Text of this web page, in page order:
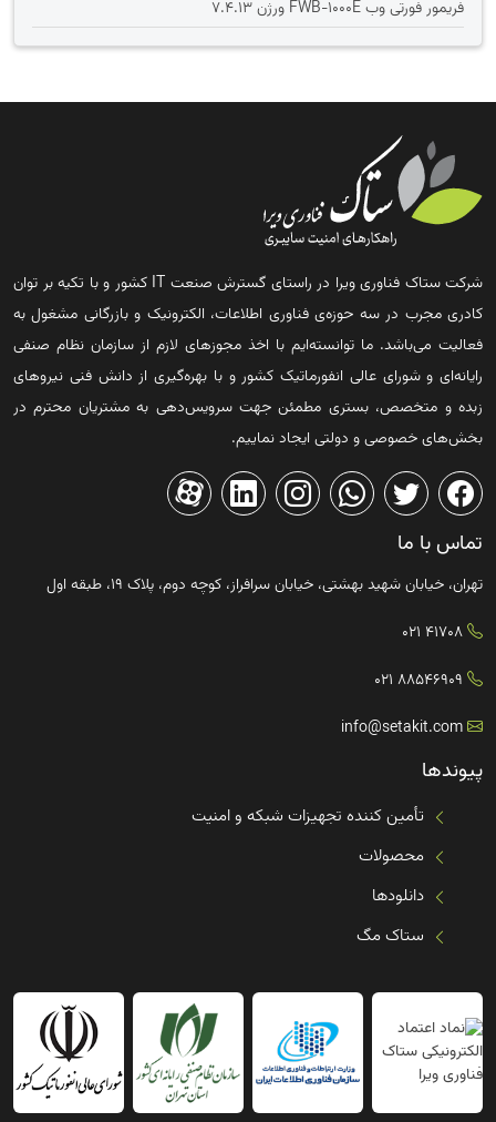
فریمور فورتی وب FWB-1000E ورژن 7.4.13
شرکت ستاک فناوری ویرا در راستای گسترش صنعت IT کشور و با تکیه بر توان
کادری مجرب در سه حوزه‌ی فناوری اطلاعات، الکترونیک و بازرگانی مشغول به
فعالیت می‌باشد. ما توانسته‌ایم با اخذ مجوزهای لازم از سازمان نظام صنفی
رایانه‌ای و شورای عالی انفورماتیک کشور و با بهره‌گیری از دانش فنی نیروهای
زبده و متخصص، بستری مطمئن جهت سرویس‌دهی به مشتریان محترم در
بخش‌های خصوصی و دولتی ایجاد نماییم.
تماس با ما
تهران، خیابان شهید بهشتی، خیابان سرافراز، کوچه دوم، پلاک ۱۹، طبقه اول
41708 021
88546909 021
info@setakit.com
پیوندها
تأمین کننده تجهیزات شبکه و امنیت
محصولات
دانلودها
ستاک مگ